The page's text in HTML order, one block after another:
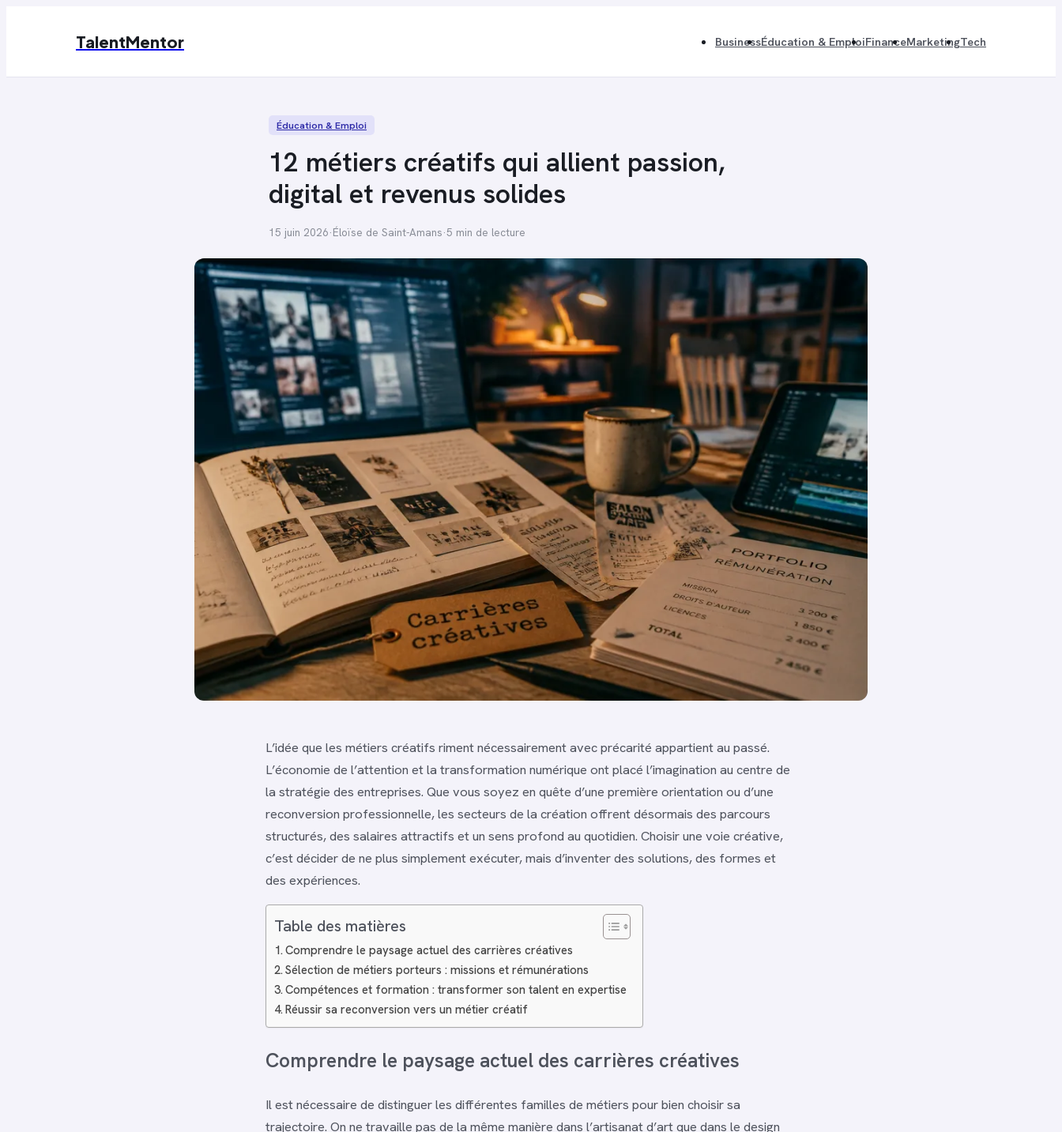
TalentMentor BusinessÉducation & EmploiFinanceMarketingTech
Éducation & Emploi
12 métiers créatifs qui allient passion,
digital et revenus solides
15 juin 2026·Éloïse de Saint-Amans·5 min de lecture
L’idée que les métiers créatifs riment nécessairement avec précarité appartient au passé.
L’économie de l’attention et la transformation numérique ont placé l’imagination au centre de
la stratégie des entreprises. Que vous soyez en quête d’une première orientation ou d’une
reconversion professionnelle, les secteurs de la création offrent désormais des parcours
structurés, des salaires attractifs et un sens profond au quotidien. Choisir une voie créative,
c’est décider de ne plus simplement exécuter, mais d’inventer des solutions, des formes et
des expériences.
Table des matières
Comprendre le paysage actuel des carrières créatives
Sélection de métiers porteurs : missions et rémunérations
Compétences et formation : transformer son talent en expertise
Réussir sa reconversion vers un métier créatif
Comprendre le paysage actuel des carrières créatives
Il est nécessaire de distinguer les différentes familles de métiers pour bien choisir sa
trajectoire. On ne travaille pas de la même manière dans l’artisanat d’art que dans le design